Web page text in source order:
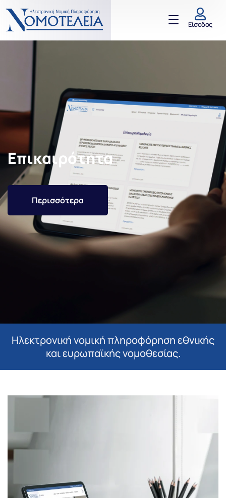
Είσοδος
Επικαιρότητα
Περισσότερα
Είσοδος
Ηλεκτρονική νομική πληροφόρηση εθνικής
και ευρωπαϊκής νομοθεσίας.